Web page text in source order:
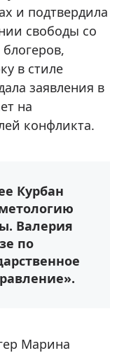
и подтвердила
свободы со
в стиле
заявления в
на
конфликта.
Курбан
Валерия
по
Марина